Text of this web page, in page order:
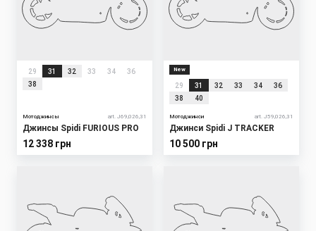
29 31 32 33 34
36
38
Мотоджинсы art. J69,026,31
Джинсы Spidi FURIOUS PRO
12 338 грн
New
29 31 32 33 34
36
38
40
Мотоджинси art. J59,026,31
Джинси Spidi J TRACKER
10 500 грн